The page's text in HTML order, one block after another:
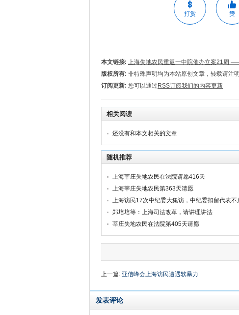
打赏 赞
本文链接: 上海失地农民重返一中院催办立案21周
版权所有: 非特殊声明均为本站原创文章，转载请注
订阅更新: 您可以通过 RSS订阅我们的内容更新
相关阅读
还没有和本文相关的文章
随机推荐
上海莘庄失地农民在法院请愿416天
上海莘庄失地农民第363天请愿
上海访民17次中纪委大集访，中纪委扣留代表不
郑培培等：上海司法改革，请讲理讲法
莘庄失地农民在法院第405天请愿
上一篇: 亚信峰会上海访民遭遇软暴力
发表评论